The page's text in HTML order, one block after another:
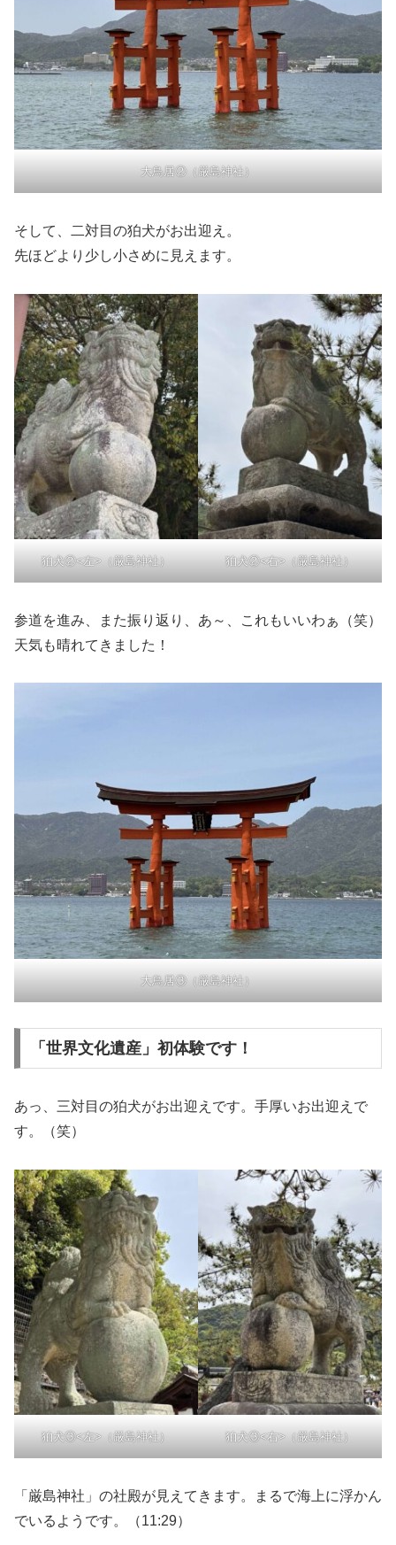
大鳥居②（厳島神社）
そして、二対目の狛犬がお出迎え。
先ほどより少し小さめに見えます。
狛犬②<左>（厳島神社） 狛犬②<右>（厳島神社）
参道を進み、また振り返り、あ～、これもいいわぁ（笑）
天気も晴れてきました！
大鳥居③（厳島神社）
「世界文化遺産」初体験です！
あっ、三対目の狛犬がお出迎えです。手厚いお出迎えで
す。（笑）
狛犬③<左>（厳島神社） 狛犬③<右>（厳島神社）
「厳島神社」の社殿が見えてきます。まるで海上に浮かん
でいるようです。（11:29）